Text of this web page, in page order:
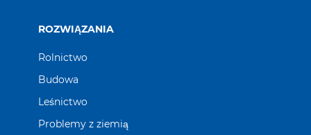
ROZWIĄZANIA
Rolnictwo
Budowa
Leśnictwo
Problemy z ziemią